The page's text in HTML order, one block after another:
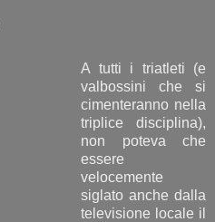
A tutti i triatleti (e
valbossini che si
cimenteranno nella
triplice disciplina),
non poteva che
essere
velocemente
siglato anche dalla
televisione locale il